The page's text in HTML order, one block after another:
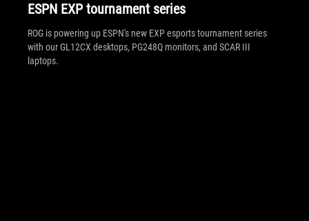
ESPN EXP tournament series
ROG is powering up ESPN's new EXP esports tournament series
with our GL12CX desktops, PG248Q monitors, and SCAR III
laptops.